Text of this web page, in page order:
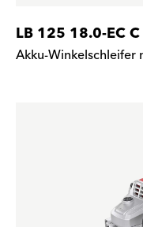
LB 125 18.0-EC C
Akku-Winkelschleifer